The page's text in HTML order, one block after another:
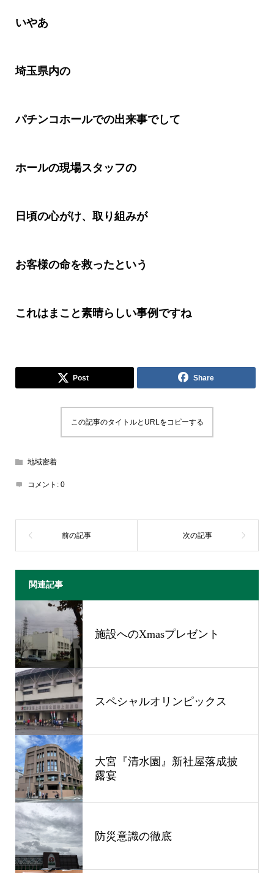
いやあ
埼玉県内の
パチンコホールでの出来事でして
ホールの現場スタッフの
日頃の心がけ、取り組みが
お客様の命を救ったという
これはまこと素晴らしい事例ですね
Post Share
この記事のタイトルとURLをコピーする
地域密着
コメント: 0
関連記事
施設へのXmasプレゼント
スペシャルオリンピックス
大宮『清水園』新社屋落成披
露宴
防災意識の徹底